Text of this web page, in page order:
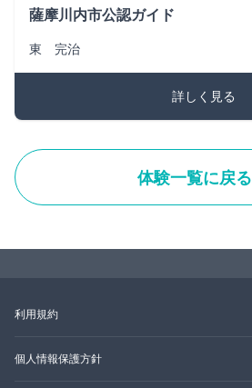
薩摩川内市公認ガイド
東 完治
詳しく見る
体験一覧に戻る
利用規約
個人情報保護方針